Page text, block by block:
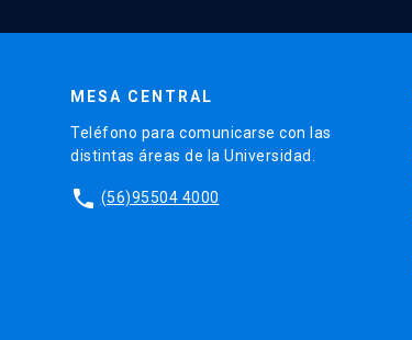
MESA CENTRAL
Teléfono para comunicarse con las
distintas áreas de la Universidad.
phone (56)95504 4000